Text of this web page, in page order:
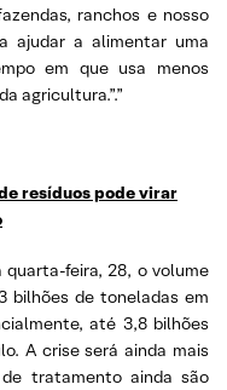
ranchos e nosso
ajudar a alimentar uma
em que usa menos
agricultura.”.”
resíduos pode virar
feira, 28, o volume
bilhões de toneladas em
até 3,8 bilhões
A crise será ainda mais
tratamento ainda são